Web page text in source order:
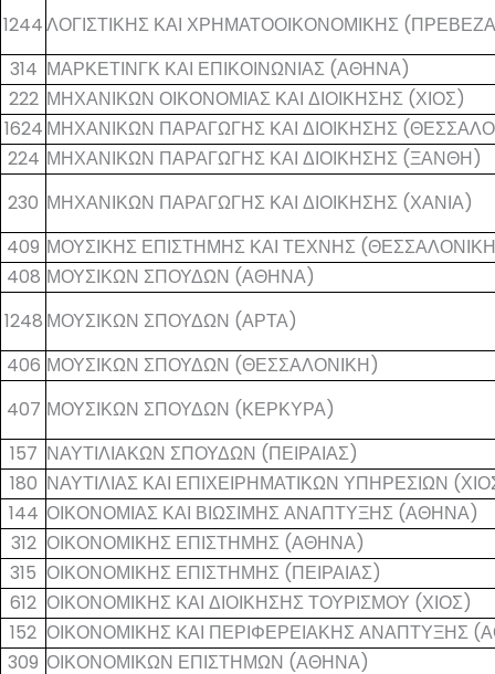
1244ΛΟΓΙΣΤΙΚΗΣ ΚΑΙ ΧΡΗΜΑΤΟΟΙΚΟΝΟΜΙΚΗΣ
314 ΜΑΡΚΕΤΙΝΓΚ ΚΑΙ ΕΠΙΚΟΙΝΩΝΙΑΣ (ΑΘΗΝΑ)
222 ΜΗΧΑΝΙΚΩΝ ΟΙΚΟΝΟΜΙΑΣ ΚΑΙ ΔΙΟΙΚΗΣΗΣ (ΧΙΟΣ)
1624 ΜΗΧΑΝΙΚΩΝ ΠΑΡΑΓΩΓΗΣ ΚΑΙ ΔΙΟΙΚΗΣΗΣ
224 ΜΗΧΑΝΙΚΩΝ ΠΑΡΑΓΩΓΗΣ ΚΑΙ ΔΙΟΙΚΗΣΗΣ (ΞΑΝΘΗ)
230 ΜΗΧΑΝΙΚΩΝ ΠΑΡΑΓΩΓΗΣ ΚΑΙ ΔΙΟΙΚΗΣΗΣ (ΧΑΝΙΑ)
409 ΜΟΥΣΙΚΗΣ ΕΠΙΣΤΗΜΗΣ ΚΑΙ ΤΕΧΝΗΣ
408 ΜΟΥΣΙΚΩΝ ΣΠΟΥΔΩΝ (ΑΘΗΝΑ)
1248 ΜΟΥΣΙΚΩΝ ΣΠΟΥΔΩΝ (ΑΡΤΑ)
406 ΜΟΥΣΙΚΩΝ ΣΠΟΥΔΩΝ (ΘΕΣΣΑΛΟΝΙΚΗ)
407 ΜΟΥΣΙΚΩΝ ΣΠΟΥΔΩΝ (ΚΕΡΚΥΡΑ)
157 ΝΑΥΤΙΛΙΑΚΩΝ ΣΠΟΥΔΩΝ (ΠΕΙΡΑΙΑΣ)
180 ΝΑΥΤΙΛΙΑΣ ΚΑΙ ΕΠΙΧΕΙΡΗΜΑΤΙΚΩΝ ΥΠΗΡΕΣΙΩΝ
144 ΟΙΚΟΝΟΜΙΑΣ ΚΑΙ ΒΙΩΣΙΜΗΣ ΑΝΑΠΤΥΞΗΣ (ΑΘΗΝΑ)
312 ΟΙΚΟΝΟΜΙΚΗΣ ΕΠΙΣΤΗΜΗΣ (ΑΘΗΝΑ)
315 ΟΙΚΟΝΟΜΙΚΗΣ ΕΠΙΣΤΗΜΗΣ (ΠΕΙΡΑΙΑΣ)
612 ΟΙΚΟΝΟΜΙΚΗΣ ΚΑΙ ΔΙΟΙΚΗΣΗΣ ΤΟΥΡΙΣΜΟΥ (ΧΙΟΣ)
152 ΟΙΚΟΝΟΜΙΚΗΣ ΚΑΙ ΠΕΡΙΦΕΡΕΙΑΚΗΣ ΑΝΑΠΤΥΞΗΣ
309 ΟΙΚΟΝΟΜΙΚΩΝ ΕΠΙΣΤΗΜΩΝ (ΑΘΗΝΑ)